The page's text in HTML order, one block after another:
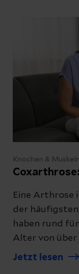
Knochen & Muskeln
Eine Arthrose
der häufigsten
haben rund
Alter von über
den
Jetzt lesen